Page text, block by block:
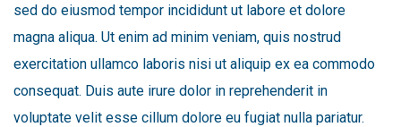
sed do eiusmod tempor incididunt ut labore et dolore
magna aliqua. Ut enim ad minim veniam, quis nostrud
exercitation ullamco laboris nisi ut aliquip ex ea commodo
consequat. Duis aute irure dolor in reprehenderit in
voluptate velit esse cillum dolore eu fugiat nulla pariatur.